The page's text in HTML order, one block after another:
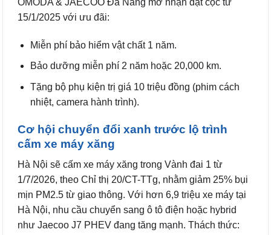
15/1/2025 với ưu đãi:
Miễn phí bảo hiểm vật chất 1 năm.
Bảo dưỡng miễn phí 2 năm hoặc 20,000 km.
Tặng bộ phụ kiện trị giá 10 triệu đồng (phim cách
nhiệt, camera hành trình).
Cơ hội chuyển đổi xanh trước lộ trình
cấm xe máy xăng
Hà Nội sẽ cấm xe máy xăng trong Vành đai 1 từ
1/7/2026, theo Chỉ thị 20/CT-TTg, nhằm giảm 25% bụi
mịn PM2.5 từ giao thông. Với hơn 6,9 triệu xe máy tại
Hà Nội, nhu cầu chuyển sang ô tô điện hoặc hybrid
như Jaecoo J7 PHEV đang tăng mạnh. Thách thức: